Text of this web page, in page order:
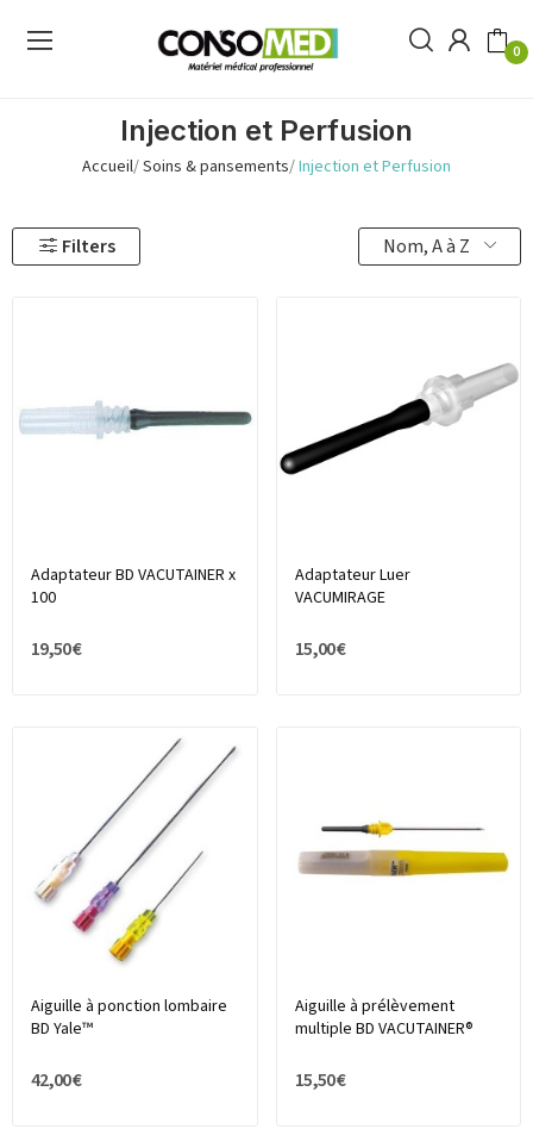
0
Injection et Perfusion
Accueil Soins & pansements Injection et Perfusion
Filters Nom, A à Z
Adaptateur BD VACUTAINER x
100
19,50 €
Adaptateur Luer
VACUMIRAGE
15,00 €
Aiguille à ponction lombaire
BD Yale™
42,00 €
Aiguille à prélèvement
multiple BD VACUTAINER®
15,50 €